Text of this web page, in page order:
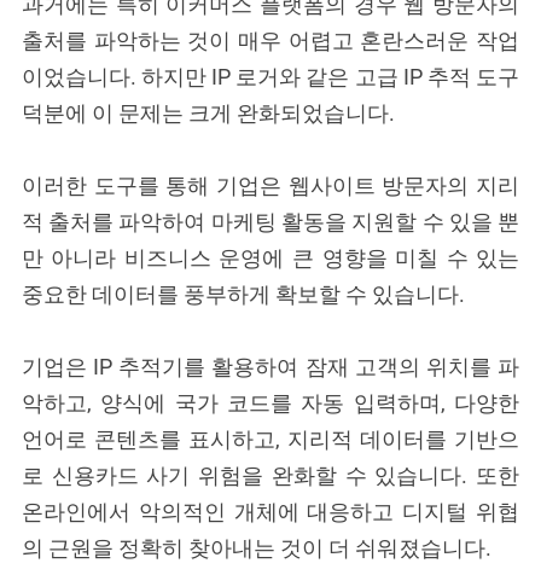
출처를 파악하는 것이 매우 어렵고 혼란스러운 작업
이었습니다. 하지만 IP 로거와 같은 고급 IP 추적 도구
덕분에 이 문제는 크게 완화되었습니다.
이러한 도구를 통해 기업은 웹사이트 방문자의 지리
적 출처를 파악하여 마케팅 활동을 지원할 수 있을 뿐
만 아니라 비즈니스 운영에 큰 영향을 미칠 수 있는
중요한 데이터를 풍부하게 확보할 수 있습니다.
기업은 IP 추적기를 활용하여 잠재 고객의 위치를 파
악하고, 양식에 국가 코드를 자동 입력하며, 다양한
언어로 콘텐츠를 표시하고, 지리적 데이터를 기반으
로 신용카드 사기 위험을 완화할 수 있습니다. 또한
온라인에서 악의적인 개체에 대응하고 디지털 위협
의 근원을 정확히 찾아내는 것이 더 쉬워졌습니다.